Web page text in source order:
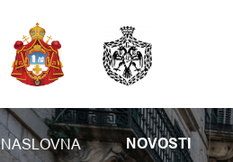
NASLOVNA NOVOSTI